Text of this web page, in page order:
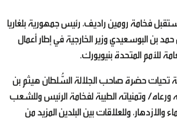
فخامة رومين راديف، رئيس جمهورية بلغاريا
حمد بن البوسعيدي وزير الخارجية في إطار أعمال
تحيات حضرة صاحب الجلالة السُّلطان هيثم بن
وتمنياته الطيبة لفخامة الرئيس وللشعب
والازدهار، وللعلاقات بين البلدين المزيد من